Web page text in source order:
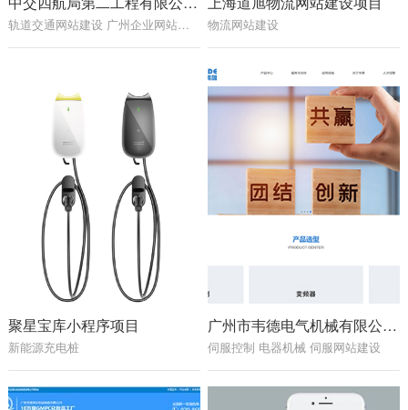
轨道交通网站建设 广州企业网站建设 广州网站制作公司 广州网站建设公司 物流网站建设
聚星宝库小程序项目
新能源充电桩
广州市韦德电气机械有限公司网站建设项目
伺服控制 电器机械 伺服网站建设